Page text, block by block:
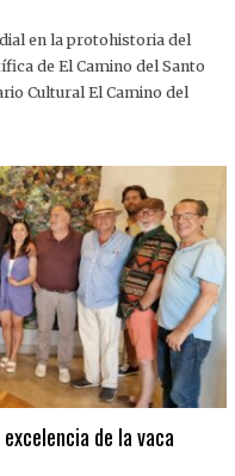
en la protohistoria del
de El Camino del Santo
Cultural El Camino del
de la vaca